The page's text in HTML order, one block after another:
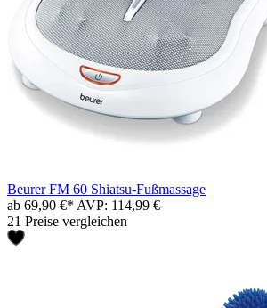
Beurer FM 60 Shiatsu-Fußmassage
ab 69,90 €* AVP: 114,99 €
21 Preise vergleichen